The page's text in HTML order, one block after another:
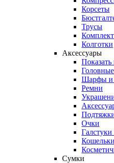
Корсеты
Трусы
Колготки
Аксессуары
Показать
Шарфы и
Ремни
Очки
Кошельки
Сумки